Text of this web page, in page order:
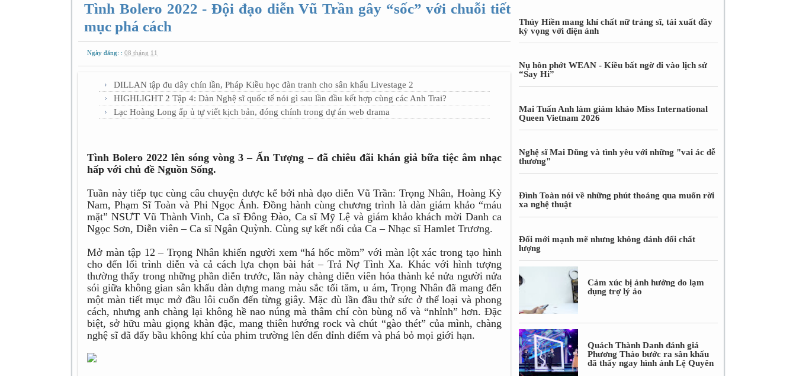
Tình Bolero 2022 - Đội đạo diễn Vũ Trần gây “sốc” với chuỗi tiết
mục phá cách
Ngày đăng: : 08 tháng 11
DILLAN tập đu dây chín lần, Pháp Kiều học đàn tranh cho sân khấu Livestage 2
HIGHLIGHT 2 Tập 4: Dàn Nghệ sĩ quốc tế nói gì sau lần đầu kết hợp cùng các Anh Trai?
Lạc Hoàng Long ấp ủ tự viết kịch bản, đóng chính trong dự án web drama
Tình Bolero 2022 lên sóng vòng 3 – Ấn Tượng – đã chiêu đãi khán giả bữa tiệc âm nhạc
hấp với chủ đề Nguồn Sống.
Tuần này tiếp tục cùng câu chuyện được kể bởi nhà đạo diễn Vũ Trần: Trọng Nhân, Hoàng Kỳ
Nam, Phạm Sĩ Toàn và Phi Ngọc Ánh. Đồng hành cùng chương trình là dàn giám khảo “máu
mặt” NSƯT Vũ Thành Vinh, Ca sĩ Đông Đào, Ca sĩ Mỹ Lệ và giám khảo khách mời Danh ca
Ngọc Sơn, Diễn viên – Ca sĩ Ngân Quỳnh. Cùng sự kết nối của Ca – Nhạc sĩ Hamlet Trương.
Mở màn tập 12 – Trọng Nhân khiến người xem “há hốc mồm” với màn lột xác trong tạo hình
cho đến lối trình diễn và cả cách lựa chọn bài hát – Trả Nợ Tình Xa. Khác với hình tượng
thường thấy trong những phần diễn trước, lần này chàng diễn viên hóa thành kẻ nửa người nửa
sói giữa không gian sân khấu dàn dựng mang màu sắc tối tăm, u ám, Trọng Nhân đã mang đến
một màn tiết mục mở đầu lôi cuốn đến từng giây. Mặc dù lần đầu thử sức ở thể loại và phong
cách, nhưng anh chàng lại không hề nao núng mà thâm chí còn bùng nổ và “nhỉnh” hơn. Đặc
biệt, sở hữu màu giọng khàn đặc, mang thiên hướng rock và chút “gào thét” của mình, chàng
nghệ sĩ đã đẩy bầu không khí của phim trường lên đến đỉnh điểm và phá bỏ mọi giới hạn.
Thúy Hiền mang khí chất nữ tráng sĩ, tái xuất đầy
kỳ vọng với điện ảnh
Nụ hôn phớt WEAN - Kiều bất ngờ đi vào lịch sử
“Say Hi”
Mai Tuấn Anh làm giám khảo Miss International
Queen Vietnam 2026
Nghệ sĩ Mai Dũng và tình yêu với những "vai ác dễ
thương"
Đình Toàn nói về những phút thoáng qua muốn rời
xa nghệ thuật
Đổi mới mạnh mẽ nhưng không đánh đổi chất
lượng
Cảm xúc bị ảnh hưởng do lạm
dụng trợ lý ảo
Quách Thành Danh đánh giá
Phương Thảo bước ra sân khấu
đã thấy ngay hình ảnh Lệ Quyên